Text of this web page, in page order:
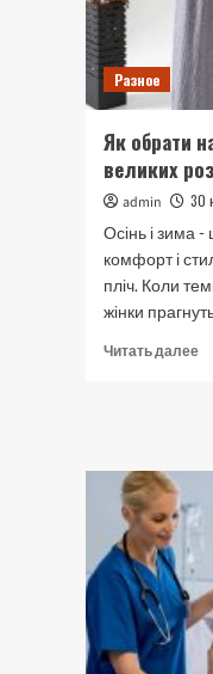
Разное
Як обрати
великих
admin
30
Осінь і зима -
комфорт і
пліч. Коли
жінки
Читать далее